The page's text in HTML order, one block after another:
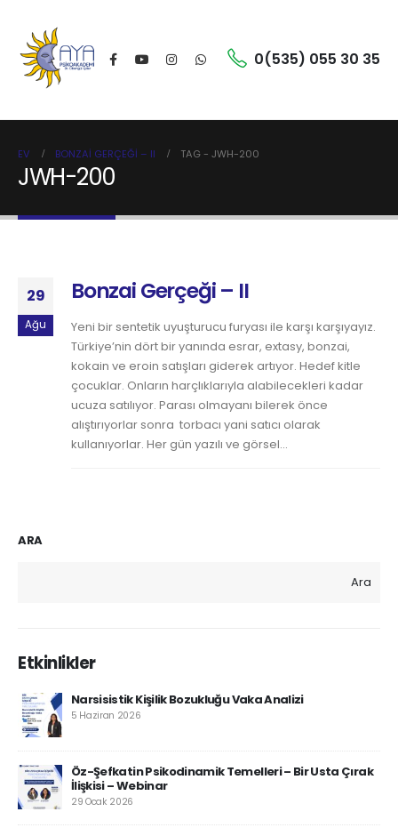
0(535) 055 30 35
EV BONZAI GERÇEĞI – II TAG - JWH-200
JWH-200
29
Ağu
Bonzai Gerçeği – II
Yeni bir sentetik uyuşturucu furyası ile karşı karşıyayız.
Türkiye’nin dört bir yanında esrar, extasy, bonzai,
kokain ve eroin satışları giderek artıyor. Hedef kitle
çocuklar. Onların harçlıklarıyla alabilecekleri kadar
ucuza satılıyor. Parası olmayanı bilerek önce
alıştırıyorlar sonra torbacı yani satıcı olarak
kullanıyorlar. Her gün yazılı ve görsel...
ARA
Ara
Etkinlikler
Narsisistik Kişilik Bozukluğu Vaka Analizi
5 Haziran 2026
Öz-Şefkatin Psikodinamik Temelleri – Bir Usta Çırak
İlişkisi – Webinar
29 Ocak 2026